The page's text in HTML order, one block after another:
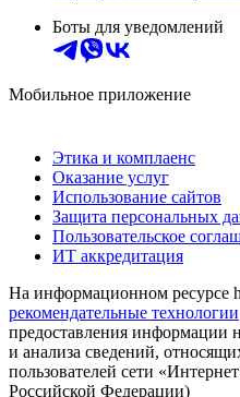
Боты для уведомлений
Мобильное приложение
Этика и комплаенс
Оказание услуг
Использование сайтов
Защита персональных
Пользовательское
ИТ аккредитация
На информационном ресурсе
рекомендательные технологии
предоставления информации
и анализа сведений,
пользователей сети
Российской Федерации)